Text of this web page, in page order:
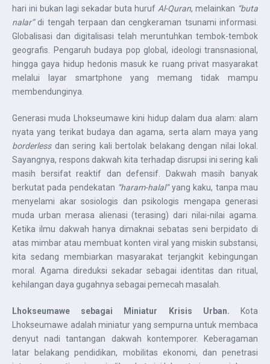
hari ini bukan lagi sekadar buta huruf Al-Quran, melainkan “buta
nalar”di tengah terpaan dan cengkeraman tsunami informasi.
Globalisasi dan digitalisasi telah meruntuhkan tembok-tembok
geografis. Pengaruh budaya pop global, ideologi transnasional,
hingga gaya hidup hedonis masuk ke ruang privat masyarakat
melalui layar smartphone yang memang tidak mampu
membendunginya.
Generasi muda Lhokseumawe kini hidup dalam dua alam: alam
nyata yang terikat budaya dan agama, serta alam maya yang
borderlessdan sering kali bertolak belakang dengan nilai lokal.
Sayangnya, respons dakwah kita terhadap disrupsi ini sering kali
masih bersifat reaktif dan defensif. Dakwah masih banyak
berkutat pada pendekatan “haram-halal”yang kaku, tanpa mau
menyelami akar sosiologis dan psikologis mengapa generasi
muda urban merasa alienasi (terasing) dari nilai-nilai agama.
Ketika ilmu dakwah hanya dimaknai sebatas seni berpidato di
atas mimbar atau membuat konten viral yang miskin substansi,
kita sedang membiarkan masyarakat terjangkit kebingungan
moral. Agama direduksi sekadar sebagai identitas dan ritual,
kehilangan daya gugahnya sebagai pemecah masalah.
Lhokseumawe sebagai Miniatur Krisis Urban.
Kota
Lhokseumawe adalah miniatur yang sempurna untuk membaca
denyut nadi tantangan dakwah kontemporer. Keberagaman
latar belakang pendidikan, mobilitas ekonomi, dan penetrasi